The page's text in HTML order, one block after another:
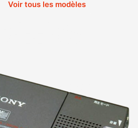
Voir tous les modèles